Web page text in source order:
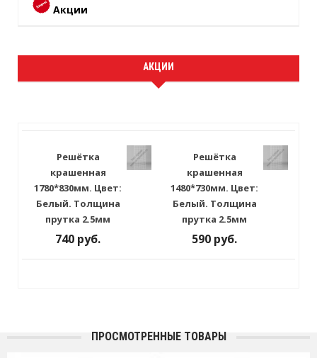
Акции
АКЦИИ
Решётка
крашенная
1780*830мм. Цвет:
Белый. Толщина
прутка 2.5мм
740 руб.
Решётка
крашенная
1480*730мм. Цвет:
Белый. Толщина
прутка 2.5мм
590 руб.
ПРОСМОТРЕННЫЕ ТОВАРЫ